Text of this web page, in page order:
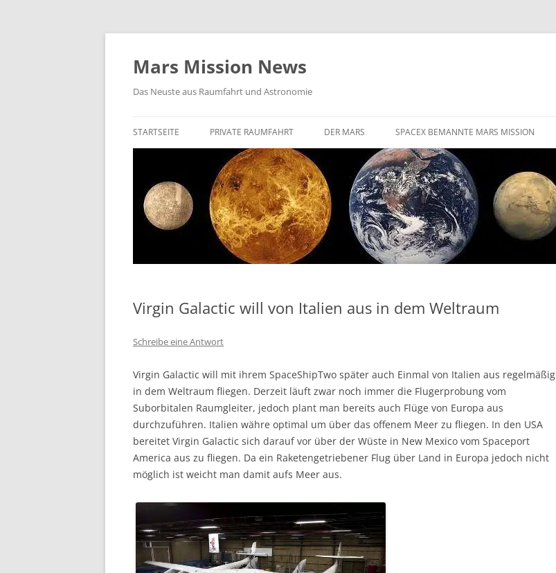
Zum
Mars Mission News
Das Neuste aus Raumfahrt und Astronomie
STARTSEITE PRIVATE RAUMFAHRT
SPACEX STARLINK SATELLITEN NETZWERK
BIEGELOW AEROSPACE
ROCKET LAB
VIRGIN GALACTIC
ISAR AEROSPACE
DER MARS
DIE HERAUSFORDERUNGEN EINER
BEMANNTEN MARS MISSION
FLÜGE ZUM MARS
GIBT ES AKTIVE VULKANISMUS
AUF DEM MARS
SPACEX BEMANNTE MARS MISSION
Virgin Galactic will von Italien aus in dem Weltraum
Schreibe eine Antwort
Virgin Galactic will mit ihrem SpaceShipTwo später auch Einmal von Italien aus regelmäßig
in dem Weltraum fliegen. Derzeit läuft zwar noch immer die Flugerprobung vom
Suborbitalen Raumgleiter, jedoch plant man bereits auch Flüge von Europa aus
durchzuführen. Italien währe optimal um über das offenem Meer zu fliegen. In den USA
bereitet Virgin Galactic sich darauf vor über der Wüste in New Mexico vom Spaceport
America aus zu fliegen. Da ein Raketengetriebener Flug über Land in Europa jedoch nicht
möglich ist weicht man damit aufs Meer aus.